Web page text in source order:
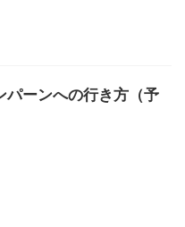
パーンへの行き方（予